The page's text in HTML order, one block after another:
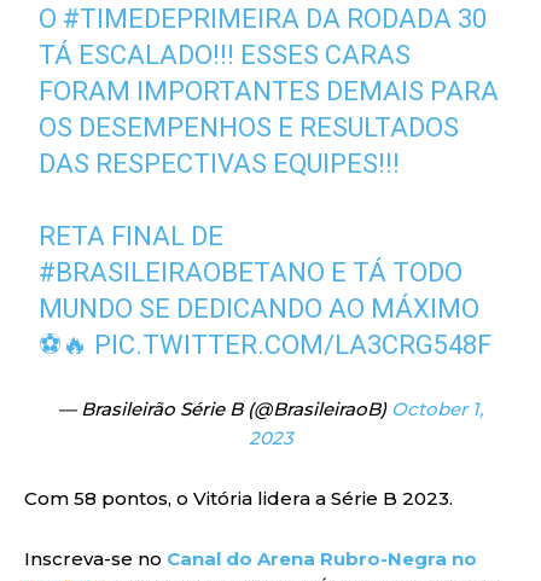
O #TIMEDEPRIMEIRA DA RODADA 30
TÁ ESCALADO!!! ESSES CARAS
FORAM IMPORTANTES DEMAIS PARA
OS DESEMPENHOS E RESULTADOS
DAS RESPECTIVAS EQUIPES!!!
RETA FINAL DE
#BRASILEIRAOBETANO E TÁ TODO
MUNDO SE DEDICANDO AO MÁXIMO
⚽️🔥 PIC.TWITTER.COM/LA3CRG548F
— Brasileirão Série B (@BrasileiraoB) October 1,
2023
Com 58 pontos, o Vitória lidera a Série B 2023.
Inscreva-se no Canal do Arena Rubro-Negra no